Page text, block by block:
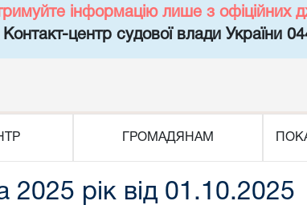
інформацію лише з офіційних
центр судової влади України
ГРОМАДЯНАМ
2025 рік від 01.10.2025